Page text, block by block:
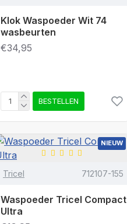
Klok Waspoeder Wit 74
wasbeurten
€34,95
BESTELLEN
NIEUW
Tricel 712107-155
Waspoeder Tricel Compact
Ultra